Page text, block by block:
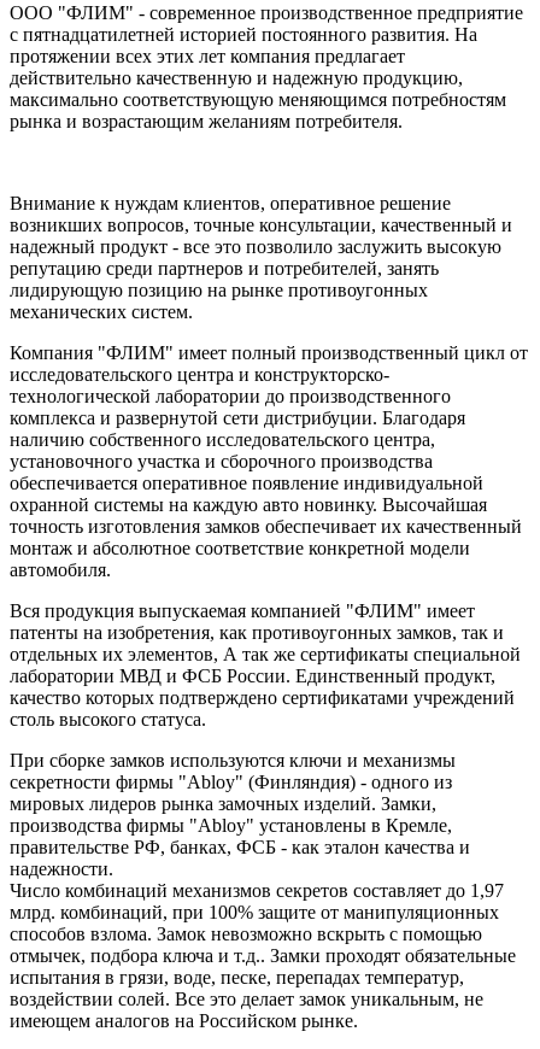
ООО "ФЛИМ" - современное производственное предприятие
с пятнадцатилетней историей постоянного развития. На
протяжении всех этих лет компания предлагает
действительно качественную и надежную продукцию,
максимально соответствующую меняющимся потребностям
рынка и возрастающим желаниям потребителя.
Внимание к нуждам клиентов, оперативное решение
возникших вопросов, точные консультации, качественный и
надежный продукт - все это позволило заслужить высокую
репутацию среди партнеров и потребителей, занять
лидирующую позицию на рынке противоугонных
механических систем.
Компания "ФЛИМ" имеет полный производственный цикл от
исследовательского центра и конструкторско-
технологической лаборатории до производственного
комплекса и развернутой сети дистрибуции. Благодаря
наличию собственного исследовательского центра,
установочного участка и сборочного производства
обеспечивается оперативное появление индивидуальной
охранной системы на каждую авто новинку. Высочайшая
точность изготовления замков обеспечивает их качественный
монтаж и абсолютное соответствие конкретной модели
автомобиля.
Вся продукция выпускаемая компанией "ФЛИМ" имеет
патенты на изобретения, как противоугонных замков, так и
отдельных их элементов, А так же сертификаты специальной
лаборатории МВД и ФСБ России. Единственный продукт,
качество которых подтверждено сертификатами учреждений
столь высокого статуса.
При сборке замков используются ключи и механизмы
секретности фирмы "Ablоy" (Финляндия) - одного из
мировых лидеров рынка замочных изделий. Замки,
производства фирмы "Ablоy" установлены в Кремле,
правительстве РФ, банках, ФСБ - как эталон качества и
надежности.
Число комбинаций механизмов секретов составляет до 1,97
млрд. комбинаций, при 100% защите от манипуляционных
способов взлома. Замок невозможно вскрыть с помощью
отмычек, подбора ключа и т.д.. Замки проходят обязательные
испытания в грязи, воде, песке, перепадах температур,
воздействии солей. Все это делает замок уникальным, не
имеющем аналогов на Российском рынке.